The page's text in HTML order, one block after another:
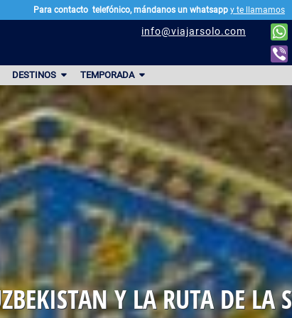
info@viajarsolo.com
DESTINOS TEMPORADA
Y LA RUTA DE LA
Para contacto telefónico, mándanos un whatsapp y te llamamos